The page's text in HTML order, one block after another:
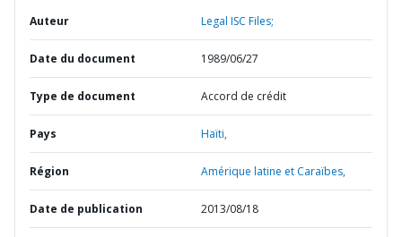
Auteur Legal ISC Files;
Date du document 1989/06/27
Type de document Accord de crédit
Pays Haïti,
Région Amérique latine et Caraïbes,
Date de publication 2013/08/18